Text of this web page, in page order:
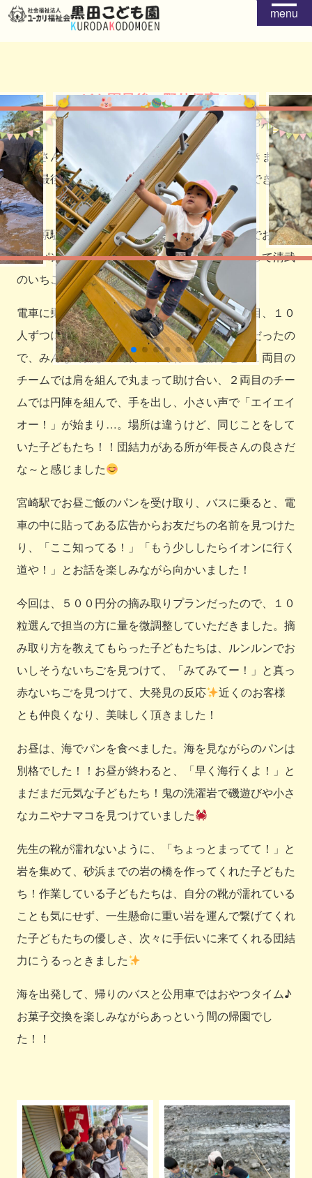
menu
こども園最後の野外保育！！
2025年03月28日
年長さんが、こども園での最後の野外保育に行きまし
た！最後の野外保育は２０人全員で行くことができまし
た♪
佐土原駅から宮崎駅までの電車に乗り、宮崎駅でお昼ご
飯のパンを受け取り、宮崎大学行きのバスに乗って清武
のいちご狩りに向かいました。
電車に乗ると、まさかの満員！？１両目と２両目、１０
人ずつに分かれて乗車しました。立ちっぱなしだったの
で、みんなで捕まって待っててね！と話すと、１両目の
チームでは肩を組んで丸まって助け合い、２両目のチー
ムでは円陣を組んで、手を出し、小さい声で「エイエイ
オー！」が始まり…。場所は違うけど、同じことをして
いた子どもたち！！団結力がある所が年長さんの良さだ
な～と感じました
宮崎駅でお昼ご飯のパンを受け取り、バスに乗ると、電
車の中に貼ってある広告からお友だちの名前を見つけた
り、「ここ知ってる！」「もう少ししたらイオンに行く
道や！」とお話を楽しみながら向かいました！
今回は、５００円分の摘み取りプランだったので、１０
粒選んで担当の方に量を微調整していただきました。摘
み取り方を教えてもらった子どもたちは、ルンルンでお
いしそうないちごを見つけて、「みてみてー！」と真っ
赤ないちごを見つけて、大発見の反応
近くのお客様
とも仲良くなり、美味しく頂きました！
お昼は、海でパンを食べました。海を見ながらのパンは
別格でした！！お昼が終わると、「早く海行くよ！」と
まだまだ元気な子どもたち！鬼の洗濯岩で磯遊びや小さ
なカニやナマコを見つけていました
先生の靴が濡れないように、「ちょっとまってて！」と
岩を集めて、砂浜までの岩の橋を作ってくれた子どもた
ち！作業している子どもたちは、自分の靴が濡れている
ことも気にせず、一生懸命に重い岩を運んで繋げてくれ
た子どもたちの優しさ、次々に手伝いに来てくれる団結
力にうるっときました
海を出発して、帰りのバスと公用車ではおやつタイム♪
お菓子交換を楽しみながらあっという間の帰園でし
た！！